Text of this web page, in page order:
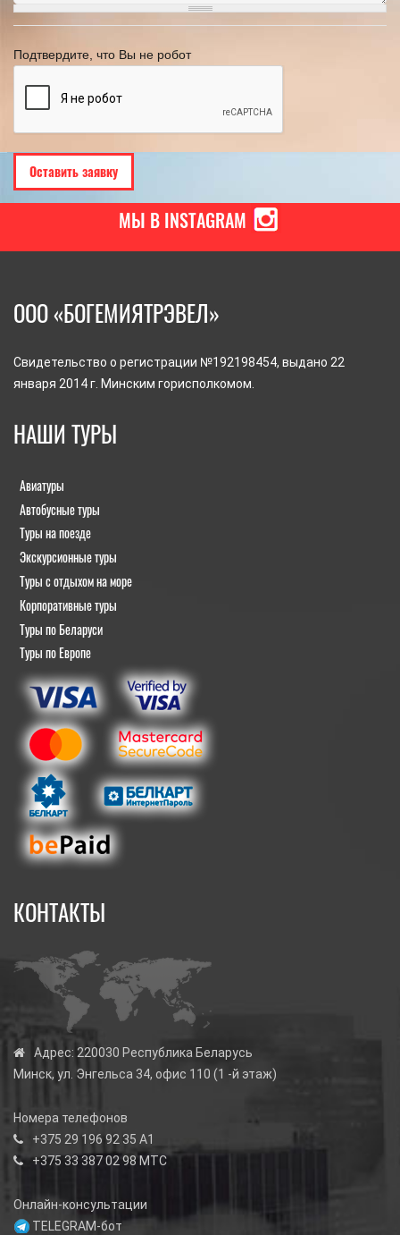
Подтвердите, что Вы не робот
МЫ В INSTAGRAM
ООО «БОГЕМИЯТРЭВЕЛ»
Свидетельство о регистрации №192198454, выдано 22
января 2014 г. Минским горисполкомом.
НАШИ ТУРЫ
Авиатуры
Автобусные туры
Туры на поезде
Экскурсионные туры
Туры с отдыхом на море
Корпоративные туры
Туры по Беларуси
Туры по Европе
КОНТАКТЫ
Адрес: 220030 Республика Беларусь
Минск, ул. Энгельса 34, офис 110 (1 -й этаж)
Номера телефонов
+375 29 196 92 35 А1
+375 33 387 02 98МТС
Онлайн-консультации
TELEGRAM-бот